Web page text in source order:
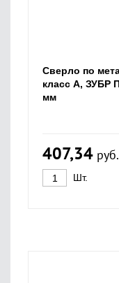
Сверло по
класс А, ЗУБР
мм
407,34 руб.
Шт.